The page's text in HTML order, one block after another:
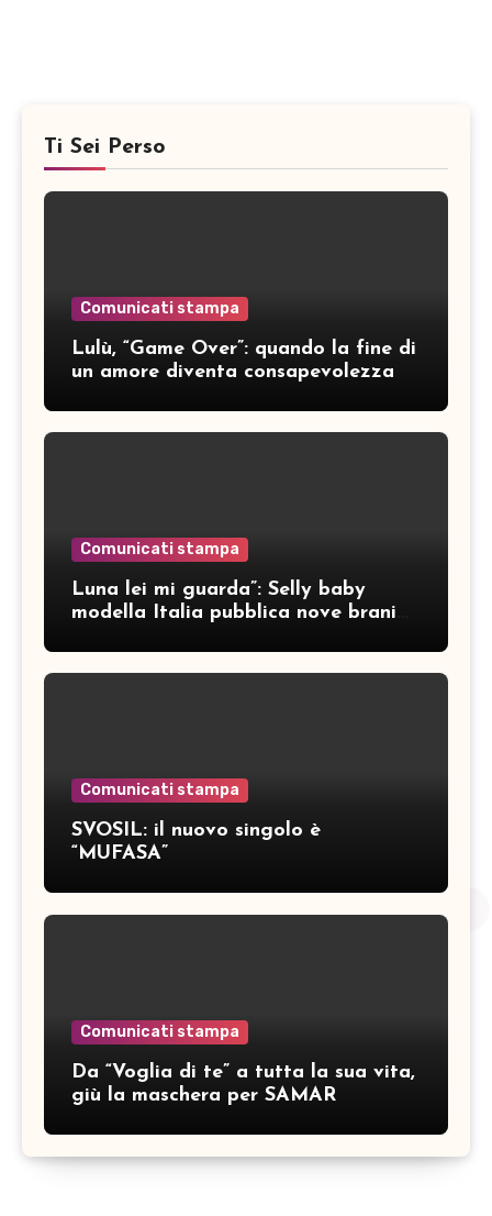
Ti Sei Perso
Comunicati stampa
Lulù, “Game Over”: quando la fine di
un amore diventa consapevolezza
Comunicati stampa
Luna lei mi guarda”: Selly baby
modella Italia pubblica nove brani
Comunicati stampa
SVOSIL: il nuovo singolo è
“MUFASA”
Comunicati stampa
Da “Voglia di te” a tutta la sua vita,
giù la maschera per SAMAR